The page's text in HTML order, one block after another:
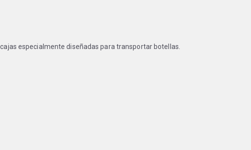
especialmente diseñadas para transportar botellas.